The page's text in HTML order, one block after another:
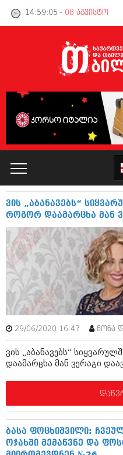
14:59:06 - 08 აგვისტო
ინტერვიუები
ამბები
საზოგადოება
მოდი, ვილაპარაკოთ
მოდა + დიზაინი
რელიგია
კატალოგი
პოლიტიკა
ინტერვიუები
ამბები
საზოგადოება
მოდი, ვილაპარაკოთ
მოდა + დიზაინი
სპორტი
კადრს მიღმა
ვის „აბანავებს“
როგორ დაამარცხა მან
29/06/2020 16:47 ნონა
ვის „აბანავებს“
დაამარცხა მან ვერაგი
ბასა ფოცხიშვილი:
ოჯახში მემაწვნე და